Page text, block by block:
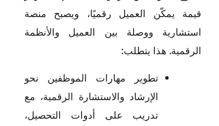
قيمة يمكّن العميل رقميًا، ويصبح منصة
استشارية ووصلة بين العميل والأنظمة
الرقمية. هذا يتطلب:
تطوير مهارات الموظفين نحو
الإرشاد والاستشارة الرقمية، مع
تدريب على أدوات التحصيل،